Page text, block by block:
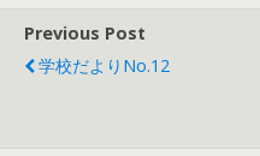
Previous Post
学校だよりNo.12